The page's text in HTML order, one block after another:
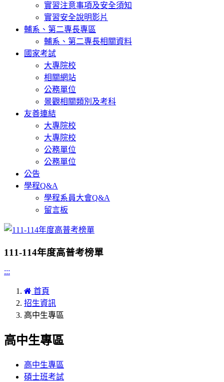
實習注意事項及安全須知
實習安全說明影片
輔系、第二專長專區
輔系、第二專長相關資料
國家考試
大專院校
相關網站
公務單位
景觀相關類別及考科
友善連結
大專院校
大專院校
公務單位
公務單位
公告
學程Q&A
學程系員大會Q&A
留言板
111-114年度高普考榜單
:::
首頁
招生資訊
高中生專區
高中生專區
高中生專區
碩士班考試